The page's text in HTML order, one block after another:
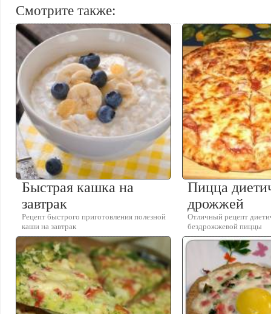
Смотрите также:
Быстрая кашка на
завтрак
Рецепт быстрого приготовления полезной
каши на завтрак
Пицца
дрожжей
Отличный рецепт
бездрожжевой пиццы